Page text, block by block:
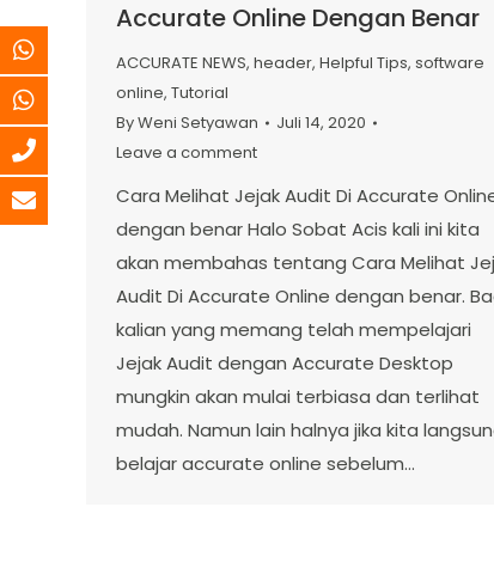
Accurate Online Dengan Benar
ACCURATE NEWS, header, Helpful Tips, software
online, Tutorial
ByWeni Setyawan
Juli 14, 2020
Leave a comment
Cara Melihat Jejak Audit Di Accurate
dengan benar Halo Sobat Acis kali ini kita
akan membahas tentang Cara Melihat
Audit Di Accurate Online dengan benar.
kalian yang memang telah mempelajari
Jejak Audit dengan Accurate Desktop
mungkin akan mulai terbiasa dan terlihat
mudah. Namun lain halnya jika kita
belajar accurate online sebelum…